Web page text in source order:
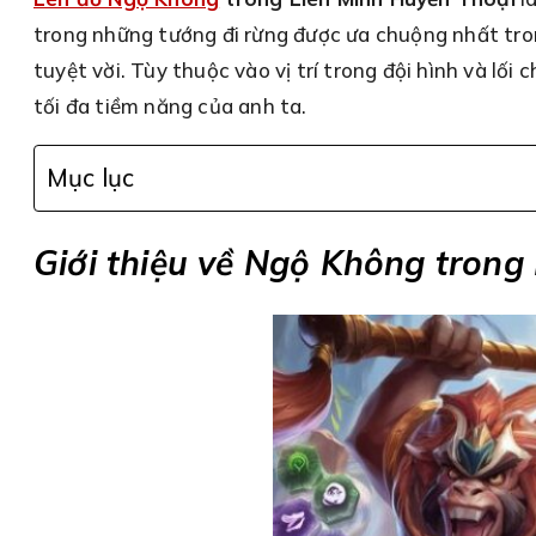
trong những tướng đi rừng được ưa chuộng nhất
tuyệt vời. Tùy thuộc vào vị trí trong đội hình và lối
tối đa tiềm năng của anh ta.
Mục lục
Giới thiệu về Ngộ Không